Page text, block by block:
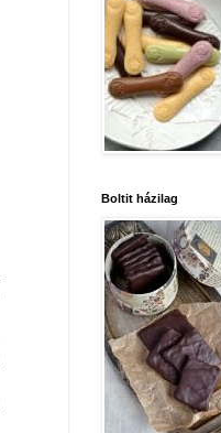
Boltit házilag